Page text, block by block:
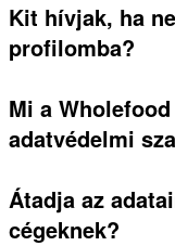
Kit hívjak, ha
profilomba?
Mi a
adatvédelmi
Átadja az
cégeknek?